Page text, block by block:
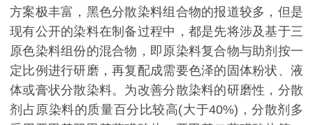
方案极丰富，黑色分散染料组合物的报道较多，但是
现有公开的染料在制备过程中，都是先将涉及基于三
原色染料组份的混合物，即原染料复合物与助剂按一
定比例进行研磨，再复配成需要色泽的固体粉状、液
体或膏状分散染料。为改善分散染料的研磨性，分散
剂占原染料的质量百分比较高(大于40%)，分散剂多